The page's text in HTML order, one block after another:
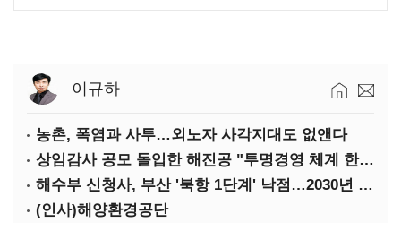
이규하
농촌, 폭염과 사투…외노자 사각지대도 없앤다
상임감사 공모 돌입한 해진공 "투명경영 체계 한층 강화"
해수부 신청사, 부산 '북항 1단계' 낙점…2030년 완공 목표
(인사)해양환경공단